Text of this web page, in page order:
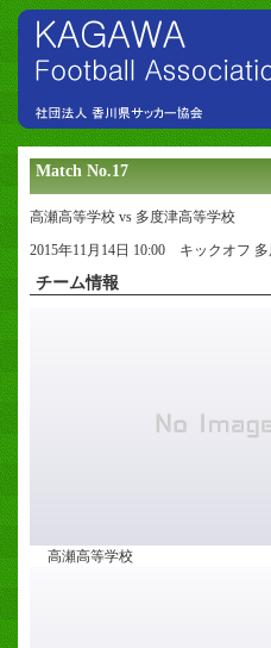
Match No.17
高瀬高等学校 vs 多度津高等学校
2015年11月14日 10:00 キックオフ
チーム情報
高瀬高等学校